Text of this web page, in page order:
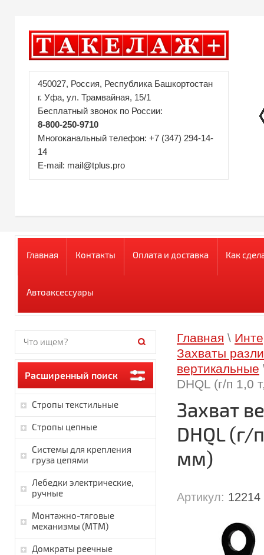
450027, Россия, Республика Башкортостан
г. Уфа, ул. Трамвайная, 15/1
Бесплатный звонок по России:
8-800-250-9710
Многоканальный телефон: +7 (347) 294-14-
14
E-mail: mail@tplus.pro
Главная Контакты Оплата и доставка Как
Автоаксессуары
Главная \
Захваты
вертикальные
DHQL (г/п 1,0
Захват
DHQL (г/
мм)
Артикул: 12214
Расширенный поиск
Стропы текстильные
Стропы цепные
Системы для крепления
груза цепями
Лебедки электрические,
ручные
Монтажно-тяговые
механизмы (МТМ)
Домкраты реечные